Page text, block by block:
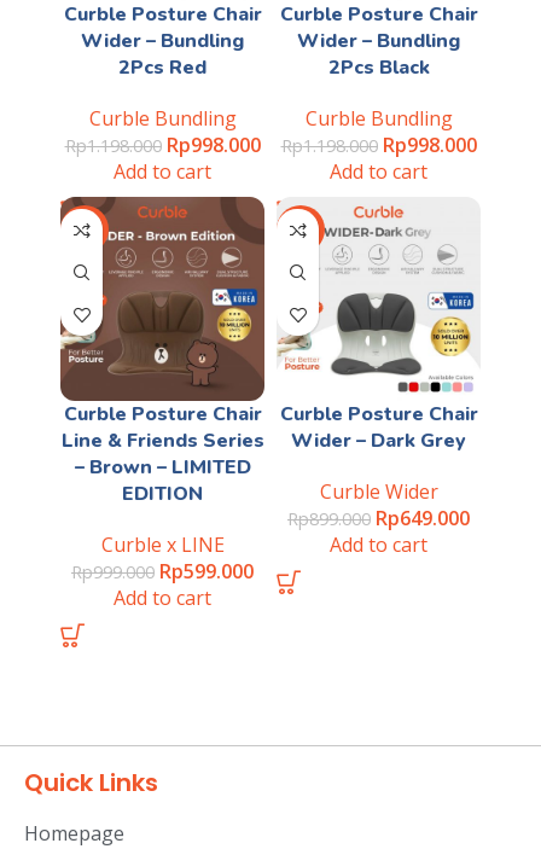
Curble Posture Chair
Wider – Bundling
2Pcs Red
Curble Bundling
Rp1.198.000 Rp998.000
Add to cart
Curble Posture Chair
Wider – Bundling
2Pcs Black
Curble Bundling
Rp1.198.000 Rp998.000
Add to cart
-40%
Curble Posture Chair
Line & Friends Series
– Brown – LIMITED
EDITION
Curble x LINE
Rp999.000 Rp599.000
Add to cart
-28%
Curble Posture Chair
Wider – Dark Grey
Curble Wider
Rp899.000 Rp649.000
Add to cart
Quick Links
Homepage